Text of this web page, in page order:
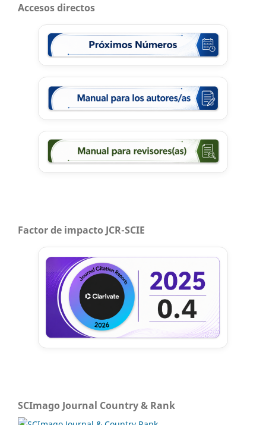
Accesos directos
Factor de impacto JCR-SCIE
SCImago Journal Country & Rank